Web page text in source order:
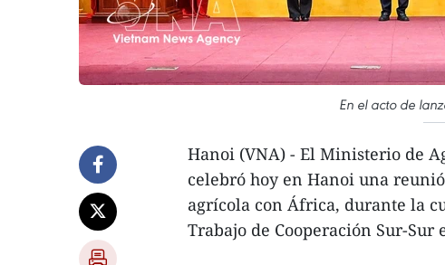
En el acto de
Hanoi (VNA) - El Ministerio de
celebró hoy en Hanoi una
agrícola con África, durante la
Trabajo de Cooperación Sur-Sur